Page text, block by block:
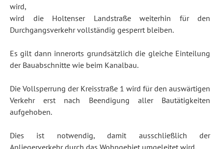
wird,
wird die Holtenser Landstraße weiterhin für den
Durchgangsverkehr vollständig gesperrt bleiben.
Es gilt dann innerorts grundsätzlich die gleiche Einteilung
der Bauabschnitte wie beim Kanalbau.
Die Vollsperrung der Kreisstraße 1 wird für den auswärtigen
Verkehr erst nach Beendigung aller Bautätigkeiten
aufgehoben.
Dies ist notwendig, damit ausschließlich der
Anliegerverkehr durch das Wohngebiet umgeleitet wird,